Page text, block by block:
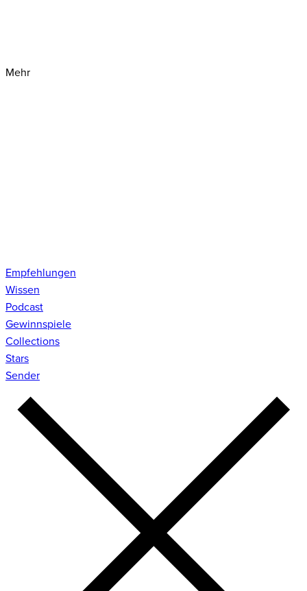
Mehr
Empfehlungen
Wissen
Podcast
Gewinnspiele
Collections
Stars
Sender